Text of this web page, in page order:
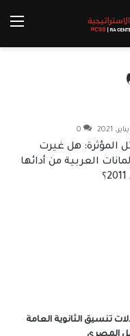
وسام
0
المؤثرة: هل غيرت
العربية من أدائها
تنسيق الثانوية العامة